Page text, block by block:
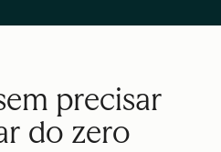
precisar
do zero